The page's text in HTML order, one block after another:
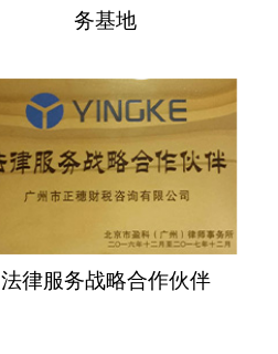
务基地
法律服务战略合作伙伴